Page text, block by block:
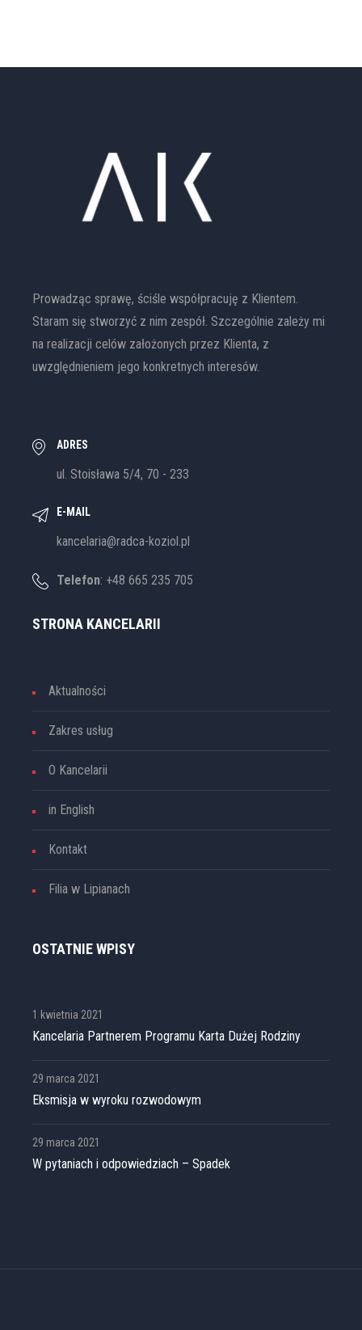
Prowadząc sprawę, ściśle współpracuję z Klientem.
Staram się stworzyć z nim zespół. Szczególnie zależy mi
na realizacji celów założonych przez Klienta, z
uwzględnieniem jego konkretnych interesów.
ADRES
ul. Stoisława 5/4, 70 - 233
E-MAIL
kancelaria@radca-koziol.pl
Telefon: +48 665 235 705
STRONA KANCELARII
Aktualności
Zakres usług
O Kancelarii
in English
Kontakt
Filia w Lipianach
OSTATNIE WPISY
Kancelaria Partnerem Programu Karta Dużej Rodziny
1 kwietnia 2021
Eksmisja w wyroku rozwodowym
29 marca 2021
W pytaniach i odpowiedziach – Spadek
29 marca 2021